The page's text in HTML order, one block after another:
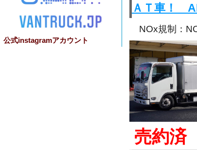
公式instagramアカウント
ＡＴ車！
NOx規制：
売約済